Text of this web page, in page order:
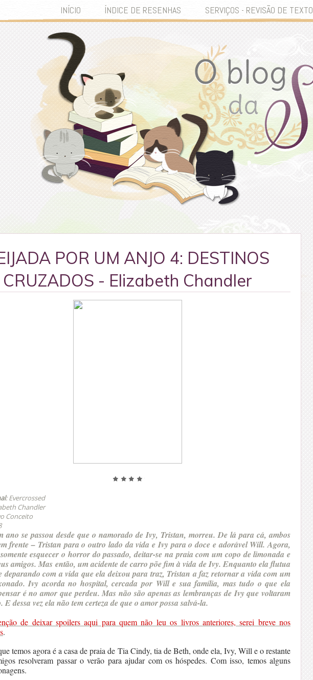
INÍCIO ÍNDICE DE RESENHAS SERVIÇOS - REVISÃO DE TEXTO
POR UM ANJO 4: DESTINOS
CRUZADOS - Elizabeth Chandler
: Evercrossed
Chandler
Conceito
ano se passou desde que o namorado de Ivy, Tristan, morreu. De lá para cá, ambos
frente – Tristan para o outro lado da vida e Ivy para o doce e adorável Will. Agora,
esquecer o horror do passado, deitar-se na praia com um copo de limonada e
amigos. Mas então, um acidente de carro põe fim à vida de Ivy. Enquanto ela flutua
deparando com a vida que ela deixou para traz, Tristan a faz retornar a vida com um
Ivy acorda no hospital, cercada por Will e sua família, mas tudo o que ela
é no amor que perdeu. Mas não são apenas as lembranças de Ivy que voltaram
E dessa vez ela não tem certeza de que o amor possa salvá-la.
de deixar spoilers aqui para quem não leu os livros anteriores, serei breve nos
.
temos agora é a casa de praia de Tia Cindy, tia de Beth, onde ela, Ivy, Will e o restante
resolveram passar o verão para ajudar com os hóspedes. Com isso, temos alguns